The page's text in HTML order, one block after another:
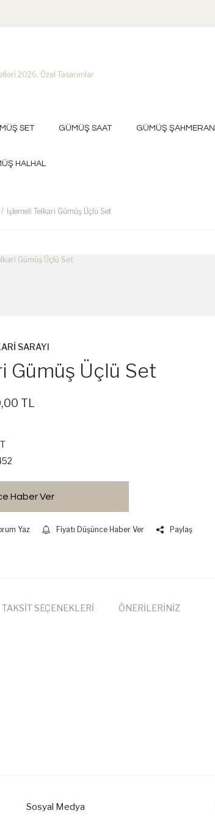
SET GÜMÜŞ SAAT GÜMÜŞ ŞAHMERAN
HALHAL
İşlemeli Telkari Gümüş Üçlü Set
SARAYI
Gümüş Üçlü Set
TL
Haber Ver
Yaz Fiyatı Düşünce Haber Ver Paylaş
TAKSİT SEÇENEKLERİ ÖNERİLERİNİZ
Sosyal Medya